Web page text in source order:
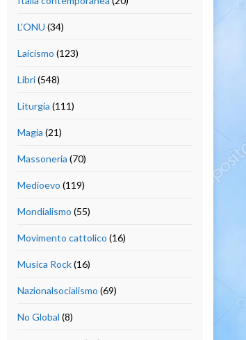
L'ONU (34)
Laicismo (123)
Libri(548)
Liturgia (111)
Magia (21)
Massoneria (70)
Medioevo (119)
Mondialismo (55)
Movimento cattolico (16)
Musica Rock(16)
Nazionalsocialismo (69)
No Global (8)